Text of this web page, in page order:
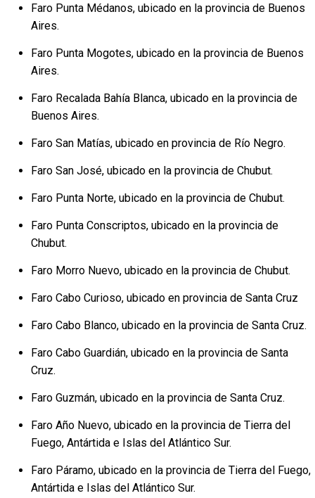
Faro Punta Médanos, ubicado en la provincia de Buenos
Aires.
Faro Punta Mogotes, ubicado en la provincia de Buenos
Aires.
Faro Recalada Bahía Blanca, ubicado en la provincia de
Buenos Aires.
Faro San Matías, ubicado en provincia de Río Negro.
Faro San José, ubicado en la provincia de Chubut.
Faro Punta Norte, ubicado en la provincia de Chubut.
Faro Punta Conscriptos, ubicado en la provincia de
Chubut.
Faro Morro Nuevo, ubicado en la provincia de Chubut.
Faro Cabo Curioso, ubicado en provincia de Santa Cruz
Faro Cabo Blanco, ubicado en la provincia de Santa Cruz.
Faro Cabo Guardián, ubicado en la provincia de Santa
Cruz.
Faro Guzmán, ubicado en la provincia de Santa Cruz.
Faro Año Nuevo, ubicado en la provincia de Tierra del
Fuego, Antártida e Islas del Atlántico Sur.
Faro Páramo, ubicado en la provincia de Tierra del Fuego,
Antártida e Islas del Atlántico Sur.